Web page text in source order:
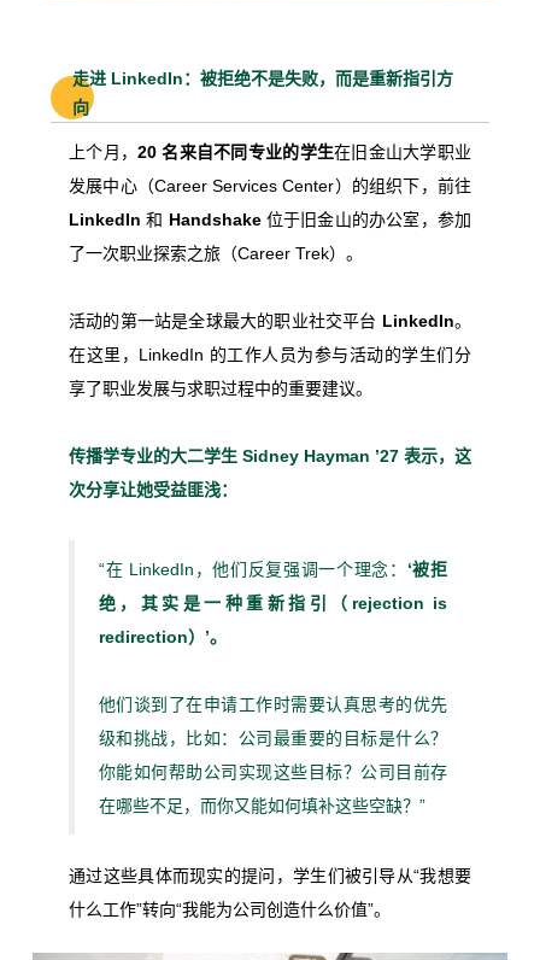
走进 LinkedIn：被拒绝不是失败，而是重新指引方
向
上个月，20 名来自不同专业的学生在旧金山大学职业
发展中心（Career Services Center）的组织下，前往
LinkedIn 和 Handshake位于旧金山的办公室，参加
了一次职业探索之旅（Career Trek）。
活动的第一站是全球最大的职业社交平台 LinkedIn。
在这里，LinkedIn 的工作人员为参与活动的学生们分
享了职业发展与求职过程中的重要建议。
传播学专业的大二学生 Sidney Hayman ’27 表示，这
次分享让她受益匪浅：
“在 LinkedIn，他们反复强调一个理念： ‘被拒
绝，其实是一种重新指引（rejection is
redirection）’。
他们谈到了在申请工作时需要认真思考的优先
级和挑战，比如：公司最重要的目标是什么？
你能如何帮助公司实现这些目标？公司目前存
在哪些不足，而你又能如何填补这些空缺？”
通过这些具体而现实的提问，学生们被引导从“我想要
什么工作”转向“我能为公司创造什么价值”。